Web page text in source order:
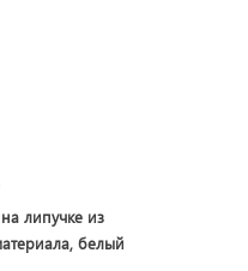
липучке из
белый